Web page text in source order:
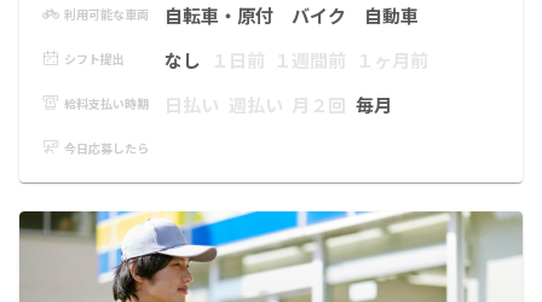
利用可能な車両 自転車・原付 バイク 自動車
シフト提出 なし １日前 １週間前 １ヶ月前
給料支払い時期 日払い 週払い 月２回 毎月
今日応募したら